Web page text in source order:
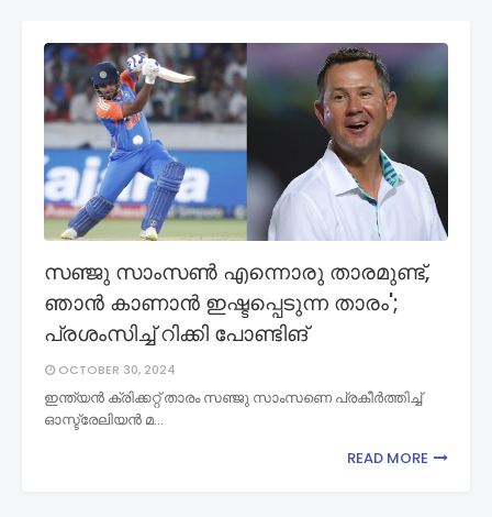
സഞ്ജു സാംസൺ എന്നൊരു താരമുണ്ട്,
ഞാൻ കാണാൻ ഇഷ്ടപ്പെടുന്ന താരം';
പ്രശംസിച്ച് റിക്കി പോണ്ടിങ്
OCTOBER 30, 2024
ഇന്ത്യൻ ക്രിക്കറ്റ് താരം സഞ്ജു സാംസണെ പ്രകീർ‌ത്തിച്ച്
ഓസ്ട്രേലിയൻ മ…
READ MORE